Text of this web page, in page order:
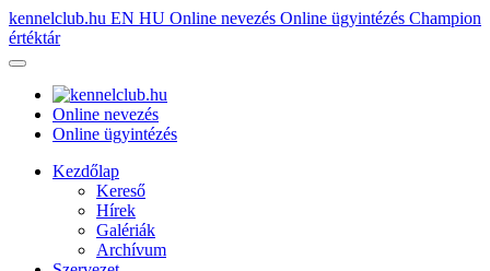
kennelclub.hu EN HU Online nevezés Online ügyintézés Champion
értéktár
Online nevezés
Online ügyintézés
Kezdőlap
Kereső
Hírek
Galériák
Archívum